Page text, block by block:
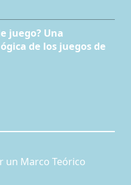
juego? Una
de los juegos de
un Marco Teórico